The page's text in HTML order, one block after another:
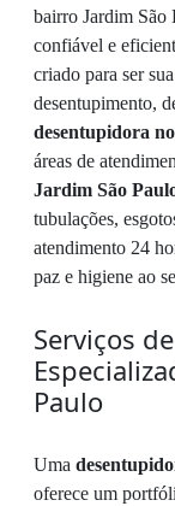
bairro Jardim São
confiável e
criado para ser
desentupimento,
desentupidora
áreas de
Jardim São
tubulações,
atendimento 24
paz e higiene ao
Serviços
Paulo
Uma
oferece um